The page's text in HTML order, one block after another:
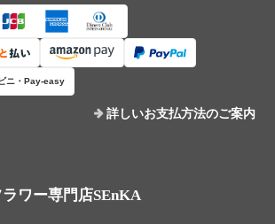
ニ・Pay-easy
詳しいお支払方法のご案内
ワー専門店SEnKA